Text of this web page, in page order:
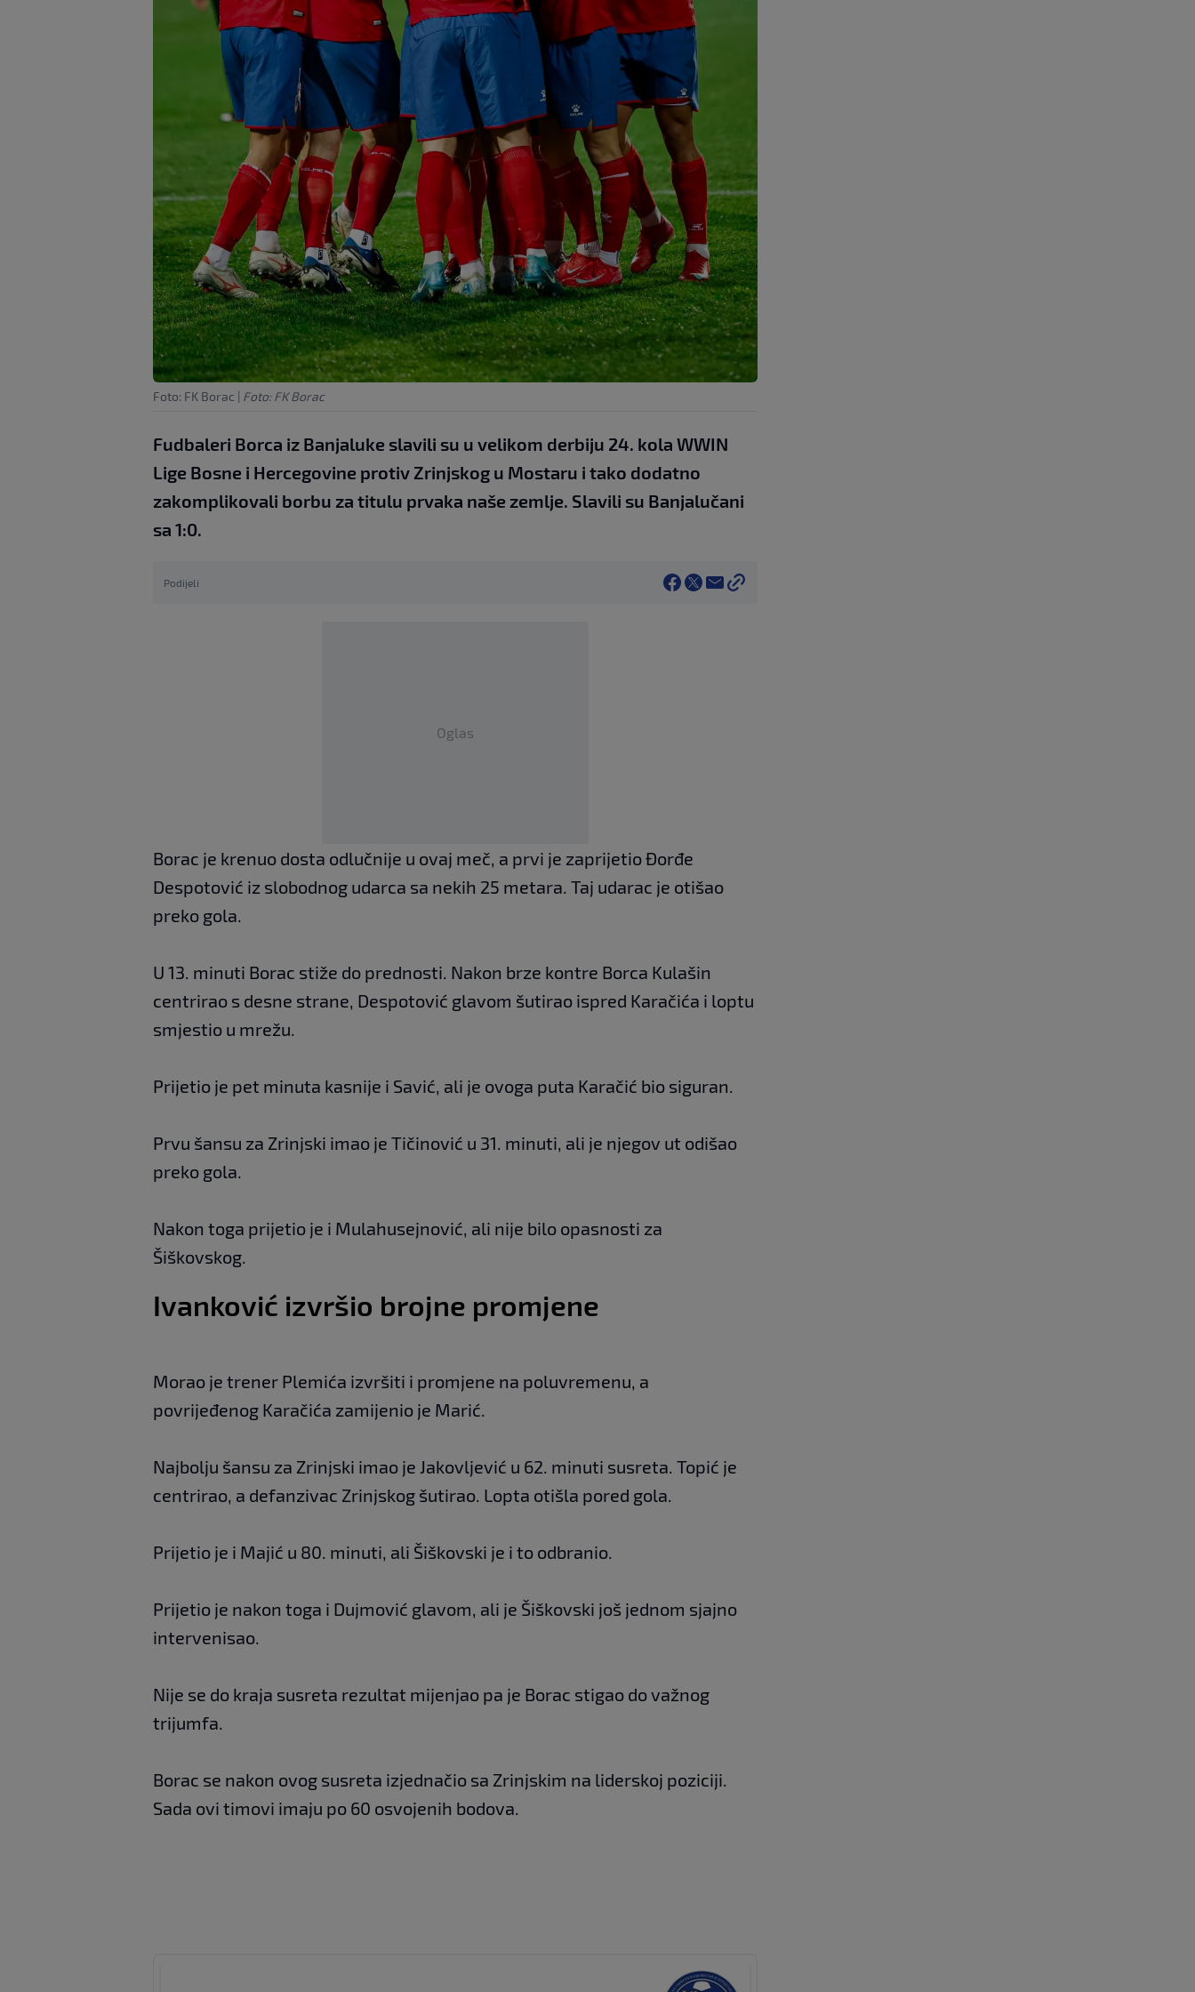
Foto: FK Borac | Foto: FK Borac
Fudbaleri Borca iz Banjaluke slavili su u velikom derbiju 24. kola WWIN
Lige Bosne i Hercegovine protiv Zrinjskog u Mostaru i tako dodatno
zakomplikovali borbu za titulu prvaka naše zemlje. Slavili su Banjalučani
sa 1:0.
Podijeli
Oglas
Borac je krenuo dosta odlučnije u ovaj meč, a prvi je zaprijetio Đorđe
Despotović iz slobodnog udarca sa nekih 25 metara. Taj udarac je otišao
preko gola.
U 13. minuti Borac stiže do prednosti. Nakon brze kontre Borca Kulašin
centrirao s desne strane, Despotović glavom šutirao ispred Karačića i loptu
smjestio u mrežu.
Prijetio je pet minuta kasnije i Savić, ali je ovoga puta Karačić bio siguran.
Prvu šansu za Zrinjski imao je Tičinović u 31. minuti, ali je njegov ut odišao
preko gola.
Nakon toga prijetio je i Mulahusejnović, ali nije bilo opasnosti za
Šiškovskog.
Ivanković izvršio brojne promjene
Morao je trener Plemića izvršiti i promjene na poluvremenu, a
povrijeđenog Karačića zamijenio je Marić.
Najbolju šansu za Zrinjski imao je Jakovljević u 62. minuti susreta. Topić je
centrirao, a defanzivac Zrinjskog šutirao. Lopta otišla pored gola.
Prijetio je i Majić u 80. minuti, ali Šiškovski je i to odbranio.
Prijetio je nakon toga i Dujmović glavom, ali je Šiškovski još jednom sjajno
intervenisao.
Nije se do kraja susreta rezultat mijenjao pa je Borac stigao do važnog
trijumfa.
Borac se nakon ovog susreta izjednačio sa Zrinjskim na liderskoj poziciji.
Sada ovi timovi imaju po 60 osvojenih bodova.